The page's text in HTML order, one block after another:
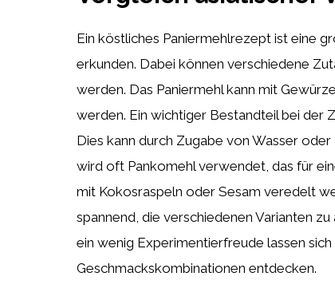
Ein köstliches Paniermehlrezept ist eine
erkunden. Dabei können verschiedene
werden. Das Paniermehl kann mit
werden. Ein wichtiger Bestandteil bei der
Dies kann durch Zugabe von Wasser
wird oft Pankomehl verwendet, das für
mit Kokosraspeln oder Sesam veredelt
spannend, die verschiedenen Varianten
ein wenig Experimentierfreude lassen
Geschmackskombinationen entdecken.